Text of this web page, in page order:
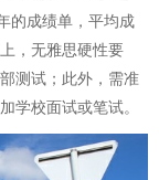
的成绩单，平均成
，无雅思硬性要
测试；此外，需准
学校面试或笔试。